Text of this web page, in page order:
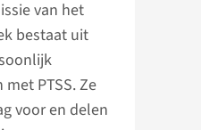
van het
bestaat uit
PTSS. Ze
voor en delen